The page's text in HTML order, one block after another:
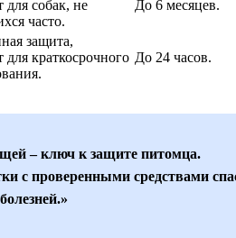
для собак, не
часто.
До 6 месяцев.
защита,
для краткосрочного До 24 часов.
– ключ к защите питомца.
с проверенными средствами